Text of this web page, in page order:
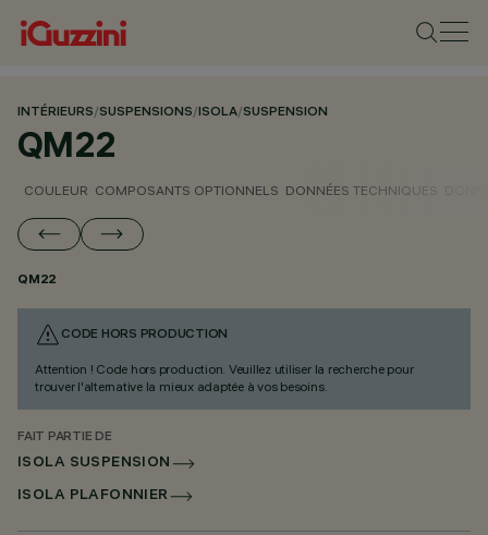
INTÉRIEURS/SUSPENSIONS/ISOLA/SUSPENSION
QM22
COULEUR COMPOSANTS OPTIONNELS DONNÉES TECHNIQUES
QM22
CODE HORS PRODUCTION
Attention ! Code hors production. Veuillez utiliser la recherche pour
trouver l'alternative la mieux adaptée à vos besoins.
FAIT PARTIE DE
ISOLA SUSPENSION
ISOLA PLAFONNIER